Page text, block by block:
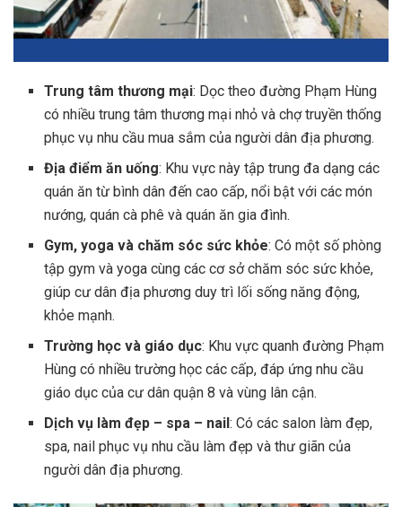
Trung tâm thương mại: Dọc theo đường Phạm Hùng
có nhiều trung tâm thương mại nhỏ và chợ truyền thống
phục vụ nhu cầu mua sắm của người dân địa phương.
Địa điểm ăn uống: Khu vực này tập trung đa dạng các
quán ăn từ bình dân đến cao cấp, nổi bật với các món
nướng, quán cà phê và quán ăn gia đình.
Gym, yoga và chăm sóc sức khỏe: Có một số phòng
tập gym và yoga cùng các cơ sở chăm sóc sức khỏe,
giúp cư dân địa phương duy trì lối sống năng động,
khỏe mạnh.
Trường học và giáo dục: Khu vực quanh đường Phạm
Hùng có nhiều trường học các cấp, đáp ứng nhu cầu
giáo dục của cư dân quận 8 và vùng lân cận.
Dịch vụ làm đẹp – spa – nail: Có các salon làm đẹp,
spa, nail phục vụ nhu cầu làm đẹp và thư giãn của
người dân địa phương.